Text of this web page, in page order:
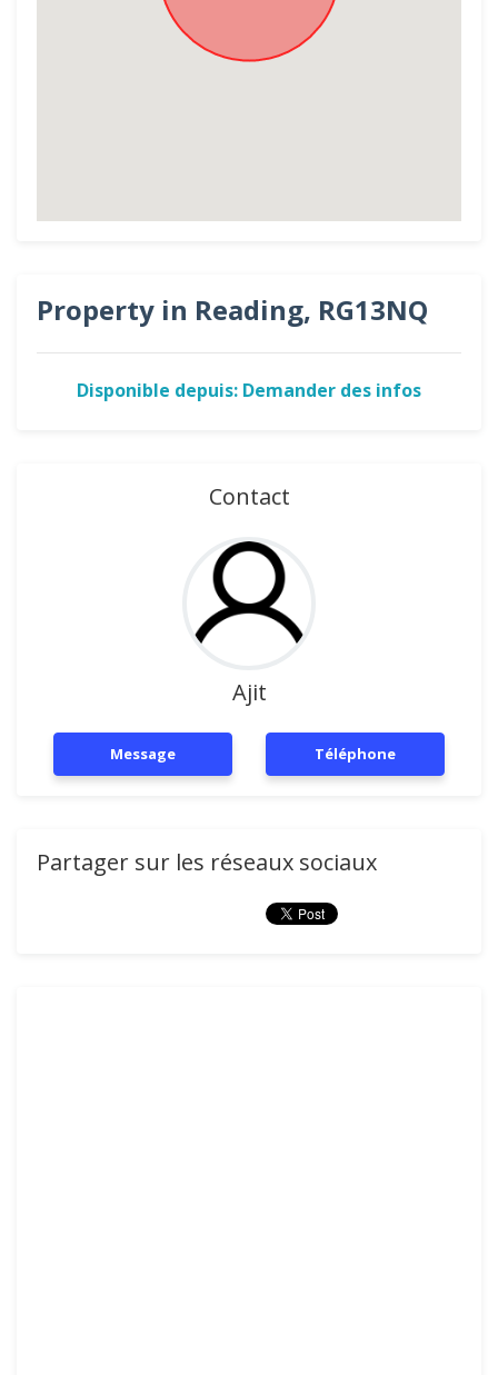
Property in Reading, RG13NQ
Disponible depuis: Demander des infos
Contact
Ajit
Message Téléphone
Partager sur les réseaux sociaux